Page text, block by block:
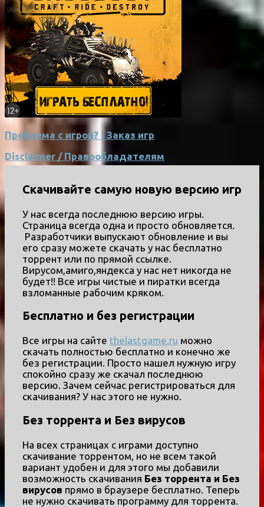
Проблема с игрой? | Заказ игр
Disclaimer / Правообладателям
Скачивайте самую новую версию игр
У нас всегда последнюю версию игры.
Страница всегда одна и просто обновляется.
Разработчики выпускают обновление и вы
его сразу можете скачать у нас бесплатно
торрент или по прямой ссылке.
Вирусом,амиго,яндекса у нас нет никогда не
будет!! Все игры чистые и пиратки всегда
взломанные рабочим кряком.
Бесплатно и без регистрации
Все игры на сайте thelastgame.ru можно
скачать полностью бесплатно и конечно же
без регистрации. Просто нашел нужную игру
спокойно сразу же скачал последнюю
версию. Зачем сейчас регистрироваться для
скачивания? У нас этого не нужно.
Без торрента и Без вирусов
На всех страницах с играми доступно
скачивание торрентом, но не всем такой
вариант удобен и для этого мы добавили
возможность скачивания Без торрента и Без
вирусов прямо в браузере бесплатно. Теперь
не нужно скачивать программу для торрента.